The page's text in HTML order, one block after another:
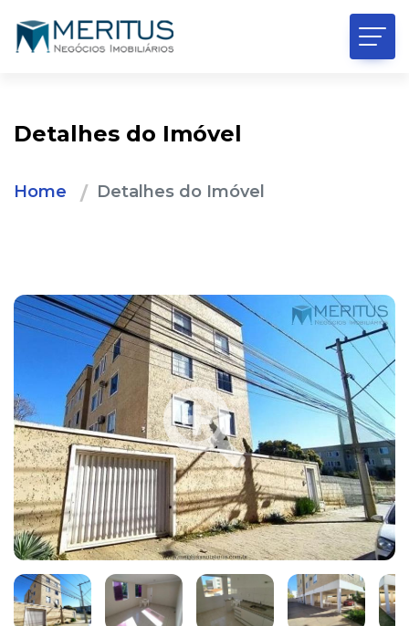
Detalhes do Imóvel
Home Detalhes do Imóvel